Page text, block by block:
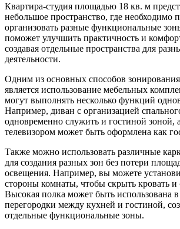
Квартира-студия площадью 18 кв. м
небольшое пространство, где необходимо
организовать разные функциональные
поможет улучшить практичность и
создавая отдельные пространства для
деятельности.
Одним из основных способов
является использование мебельных
могут выполнять несколько функций
Например, диван с организацией
одновременно служить и гостиной зоной,
телевизором может быть оформлена как
Также можно использовать различные
для создания разных зон без потери
освещения. Например, вы можете
стороны комнаты, чтобы скрыть кровать и
Высокая полка может быть использована в
перегородки между кухней и гостиной,
отдельные функциональные зоны.